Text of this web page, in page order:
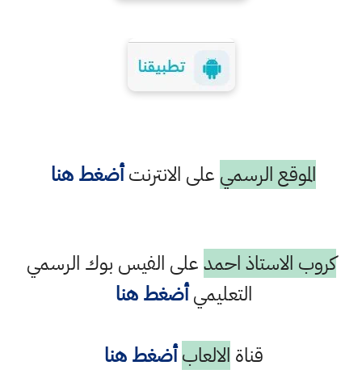
الموقع الرسمي على الانترنتأضغط هنا
كروب الاستاذ احمدعلى الفيس بوك الرسمي
التعليميأضغط هنا
قناة الالعاب أضغط هنا